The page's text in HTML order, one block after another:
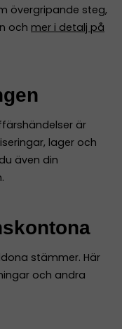
övergripande steg,
och mer i detalj på
är
lager och
även din
stämmer. Här
och andra